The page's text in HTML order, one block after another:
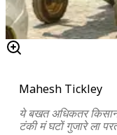
Mahesh Tickley
ये बखत अधिकतर
टंकी मं घटों गुजारे ला